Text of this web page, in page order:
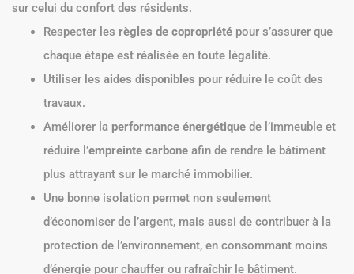
sur celui du confort des résidents.
Respecter les règles de copropriété pour s’assurer que
chaque étape est réalisée en toute légalité.
Utiliser les aides disponibles pour réduire le coût des
travaux.
Améliorer la performance énergétique de l’immeuble et
réduire l’empreinte carbone afin de rendre le bâtiment
plus attrayant sur le marché immobilier.
Une bonne isolation permet non seulement
d’économiser de l’argent, mais aussi de contribuer à la
protection de l’environnement, en consommant moins
d’énergie pour chauffer ou rafraîchir le bâtiment.